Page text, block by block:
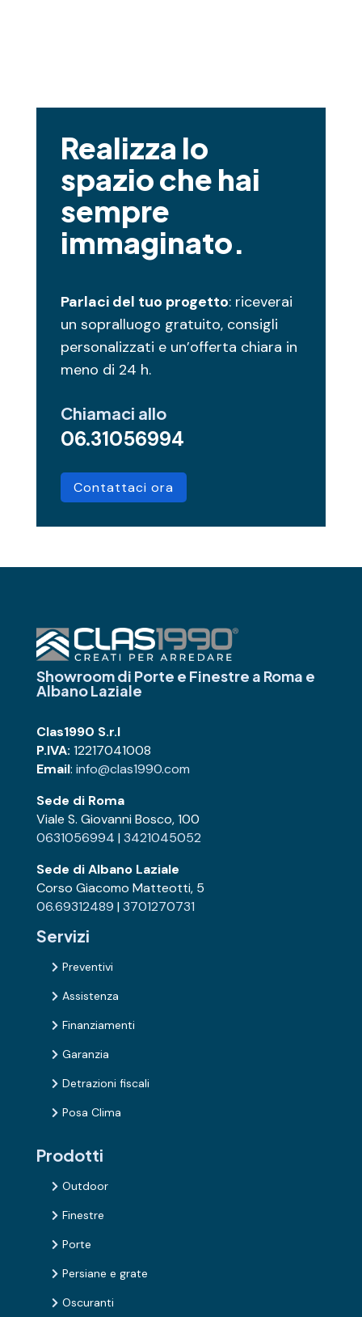
Realizza lo
spazio che hai
sempre
immaginato.
Parlaci del tuo progetto: riceverai
un sopralluogo gratuito, consigli
personalizzati e un’offerta chiara in
meno di 24 h.
Chiamaci allo
06.31056994
Contattaci ora
Showroom di Porte e Finestre a Roma e
Albano Laziale
Clas1990 S.r.l
P.IVA: 12217041008
Email: info@clas1990.com
Sede di Roma
Viale S. Giovanni Bosco, 100
0631056994 | 3421045052
Sede di Albano Laziale
Corso Giacomo Matteotti, 5
06.69312489 | 3701270731
Servizi
 Preventivi
 Assistenza
 Finanziamenti
 Garanzia
 Detrazioni fiscali
 Posa Clima
Prodotti
 Outdoor
 Finestre
 Porte
 Persiane e grate
 Oscuranti